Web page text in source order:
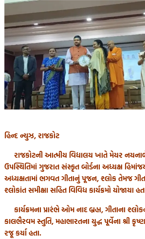
હિન્દ ન્યુઝ, રાજકોટ
રાજકોટની આત્મીય વિદ્યાલય ખાતે મેયર
ઉપસ્થિતિમાં ગુજરાત સંસ્કૃત બોર્ડના અધ્યક્ષ
અધ્યક્ષતામાં ભગવત ગીતાનું પૂજન, શ્લોક તેમજ ગીતા
શ્લોકાંત સમીક્ષા સહિત વિવિધ કાર્યક્રમો યોજાયા
કાર્યક્રમના પ્રારંભે ઓમ નાદ બ્રહ્મ, ગીતાના
કાલભૈરવમ સ્તુતિ, મહાભારતના યુદ્ધ પૂર્વેના શ્રી
રજૂ કર્યા હતા.